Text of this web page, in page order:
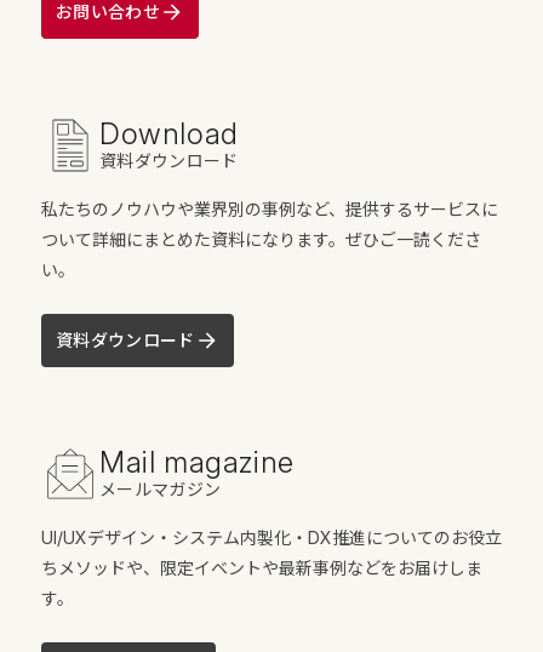
お問い合わせ
Download
資料ダウンロード
私たちのノウハウや業界別の事例など、提供するサービスに
ついて詳細にまとめた資料になります。ぜひご一読くださ
い。
資料ダウンロード
Mail magazine
メールマガジン
UI/UXデザイン・システム内製化・DX推進についてのお役立
ちメソッドや、限定イベントや最新事例などをお届けしま
す。